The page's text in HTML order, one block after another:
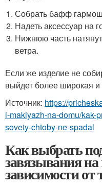
Собрать бафф
Надеть аксессуар на
Нижнюю часть
ветра.
Если же изделие не
выйдет более широкая и
Источник: https://
i-makiyazh-na-domu/kak-
sovety-chtoby-ne-spadal
Как выбрать
завязывания на
зависимости от